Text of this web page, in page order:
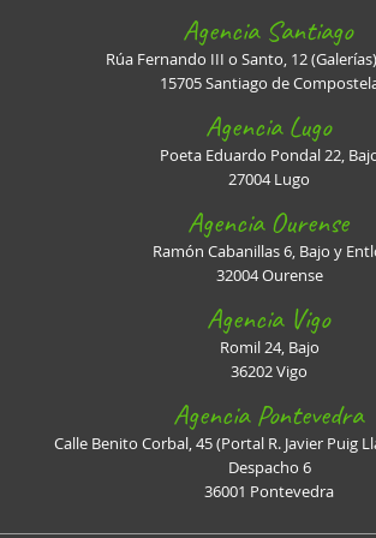
Agencia Santiago
Rúa Fernando III o Santo, 12
15705 Santiago de
Agencia Lugo
Poeta Eduardo Pondal 22,
27004 Lugo
Agencia Ourense
Ramón Cabanillas 6, Bajo y
32004 Ourense
Agencia Vigo
Romil 24, Bajo
36202 Vigo
Agencia Pontevedra
Calle Benito Corbal, 45 (Portal R. Javier Puig
Despacho 6
36001 Pontevedra